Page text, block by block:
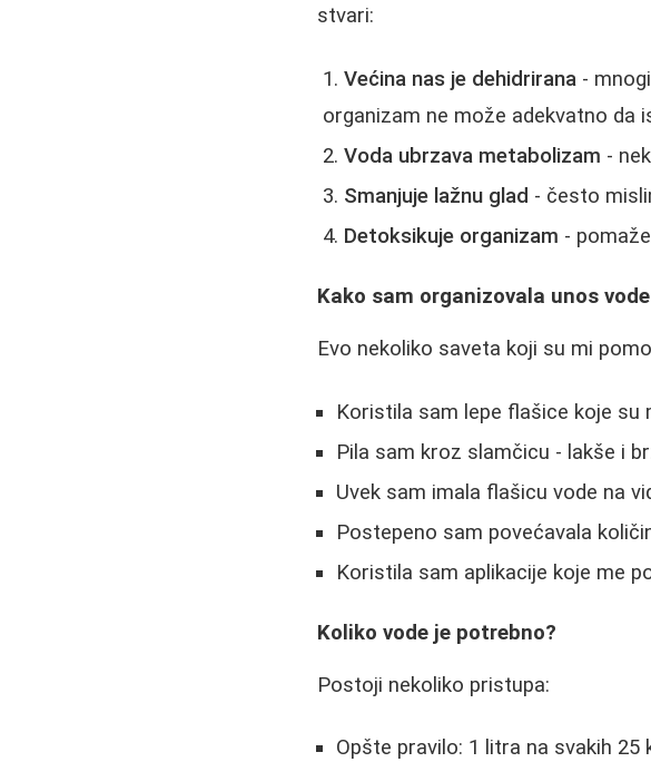
stvari:
Većina nas je dehidrirana -
organizam ne može adekvatno da
Voda ubrzava metabolizam -
Smanjuje lažnu glad - često
Detoksikuje organizam -
Kako sam organizovala unos vode
Evo nekoliko saveta koji su mi
Koristila sam lepe flašice koje su
Pila sam kroz slamčicu - lakše i
Uvek sam imala flašicu vode na
Postepeno sam povećavala
Koristila sam aplikacije koje me
Koliko vode je potrebno?
Postoji nekoliko pristupa:
Opšte pravilo: 1 litra na svakih 25